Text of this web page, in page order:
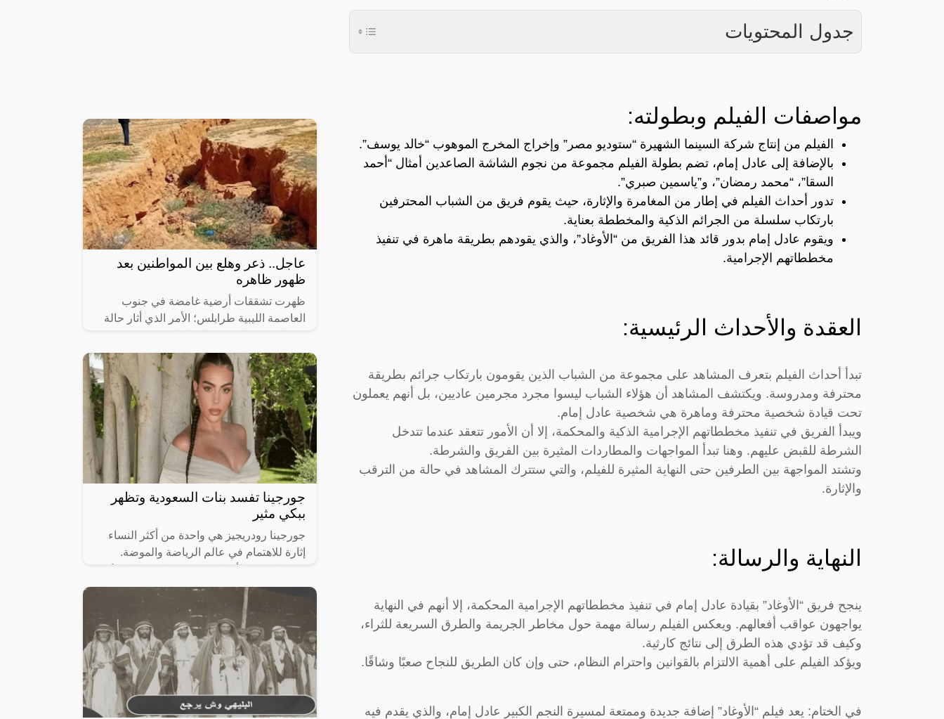
جدول المحتويات
مواصفات الفيلم وبطولته:
الفيلم من إنتاج شركة السينما الشهيرة “ستوديو مصر” وإخراج المخرج الموهوب “خالد يوسف”.
بالإضافة إلى عادل إمام، تضم بطولة الفيلم مجموعة من نجوم الشاشة الصاعدين أمثال “أحمد
السقا”، “محمد رمضان”، و”ياسمين صبري”.
تدور أحداث الفيلم في إطار من المغامرة والإثارة، حيث يقوم فريق من الشباب المحترفين
بارتكاب سلسلة من الجرائم الذكية والمخططة بعناية.
ويقوم عادل إمام بدور قائد هذا الفريق من “الأوغاد”، والذي يقودهم بطريقة ماهرة في تنفيذ
مخططاتهم الإجرامية.
العقدة والأحداث الرئيسية:
تبدأ أحداث الفيلم بتعرف المشاهد على مجموعة من الشباب الذين يقومون بارتكاب جرائم بطريقة
محترفة ومدروسة. ويكتشف المشاهد أن هؤلاء الشباب ليسوا مجرد مجرمين عاديين، بل أنهم يعملون
تحت قيادة شخصية محترفة وماهرة هي شخصية عادل إمام.
ويبدأ الفريق في تنفيذ مخططاتهم الإجرامية الذكية والمحكمة، إلا أن الأمور تتعقد عندما تتدخل
الشرطة للقبض عليهم. وهنا تبدأ المواجهات والمطاردات المثيرة بين الفريق والشرطة.
وتشتد المواجهة بين الطرفين حتى النهاية المثيرة للفيلم، والتي ستترك المشاهد في حالة من الترقب
والإثارة.
النهاية والرسالة:
ينجح فريق “الأوغاد” بقيادة عادل إمام في تنفيذ مخططاتهم الإجرامية المحكمة، إلا أنهم في النهاية
يواجهون عواقب أفعالهم. ويعكس الفيلم رسالة مهمة حول مخاطر الجريمة والطرق السريعة للثراء،
وكيف قد تؤدي هذه الطرق إلى نتائج كارثية.
ويؤكد الفيلم على أهمية الالتزام بالقوانين واحترام النظام، حتى وإن كان الطريق للنجاح صعبًا وشاقًا.
في الختام: يعد فيلم “الأوغاد” إضافة جديدة وممتعة لمسيرة النجم الكبير عادل إمام، والذي يقدم فيه
عاجل.. ذعر وهلع بين المواطنين بعد
ظهور ظاهره
ظهرت تشققات أرضية غامضة في جنوب
العاصمة الليبية طرابلس؛ الأمر الذي أثار حالة
جورجينا تفسد بنات السعودية وتظهر
ببكي مثير
جورجينا رودريجيز هي واحدة من أكثر النساء
إثارة للاهتمام في عالم الرياضة والموضة.
جورجينا نموذجًا للمرأة القوية